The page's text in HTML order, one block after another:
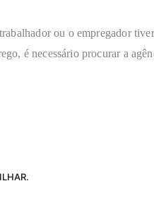
ou o empregador
é necessário procurar a